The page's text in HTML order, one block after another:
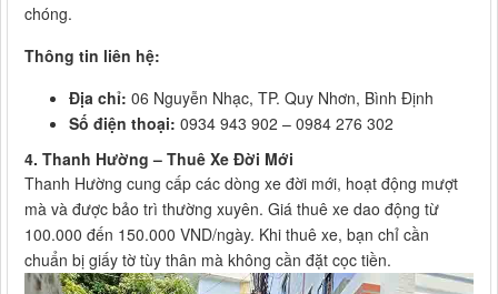
chóng.
Thông tin liên hệ:
Địa chỉ: 06 Nguyễn Nhạc, TP. Quy Nhơn, Bình Định
Số điện thoại: 0934 943 902 – 0984 276 302
4. Thanh Hường – Thuê Xe Đời Mới
Thanh Hường cung cấp các dòng xe đời mới, hoạt động mượt
mà và được bảo trì thường xuyên. Giá thuê xe dao động từ
100.000 đến 150.000 VND/ngày. Khi thuê xe, bạn chỉ cần
chuẩn bị giấy tờ tùy thân mà không cần đặt cọc tiền.